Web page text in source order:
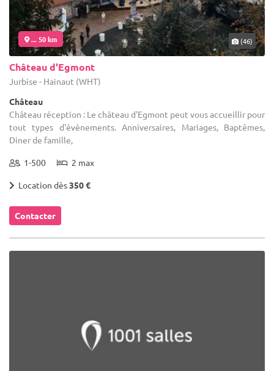
... 50 km (46)
Château d'Egmont
Jurbise - Hainaut (WHT)
Château
Château réception : Le château d'Egmont peut vous accueillir pour
tout types d'évènements. Anniversaires, Mariages, Baptêmes,
Diner de famille,
1-500 2 max
Location dès350 €
Contacter